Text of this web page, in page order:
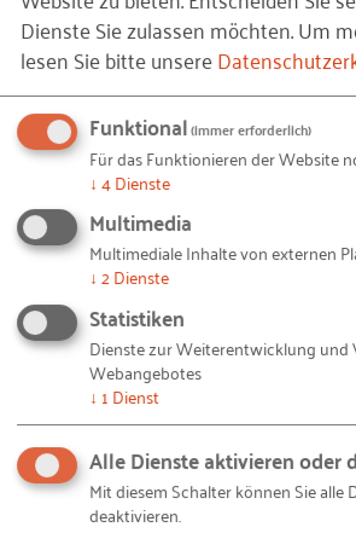
Gerne beraten wir Sie auch bei
melden Sie sich einfach telefonisch
oder per Mail an
Bildquellen und Copyright-Hinweise
© m-imagephotography /iStock.com
(2456_eepa_2022_frau_schluessel.jpg)
Nehmen auch Sie teil!
Gerne beraten und unterstützen wir Sie bei
Sie sich einfach bei uns.
KUMMER(AT)RKW.DE
Dienste Sie zulassen möchten.Um
lesen Sie bitte unsere
Funktional(immer erforderlich)
Für das Funktionieren der Website
↓ 4Dienste
Multimedia
Multimediale Inhalte von externen
↓ 2Dienste
Statistiken
Dienste zur Weiterentwicklung und
Webangebotes
↓ 1 Dienst
Alle Dienste aktivieren oder
Mit diesem Schalter können Sie alle
deaktivieren.